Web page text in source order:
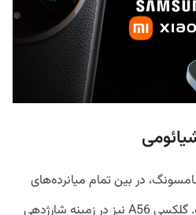
در بین تمام میانرده‌های
بازار بی‌مانند و مثال زدنی است. گلکسی A56 نیز در زمینه شارژدهی